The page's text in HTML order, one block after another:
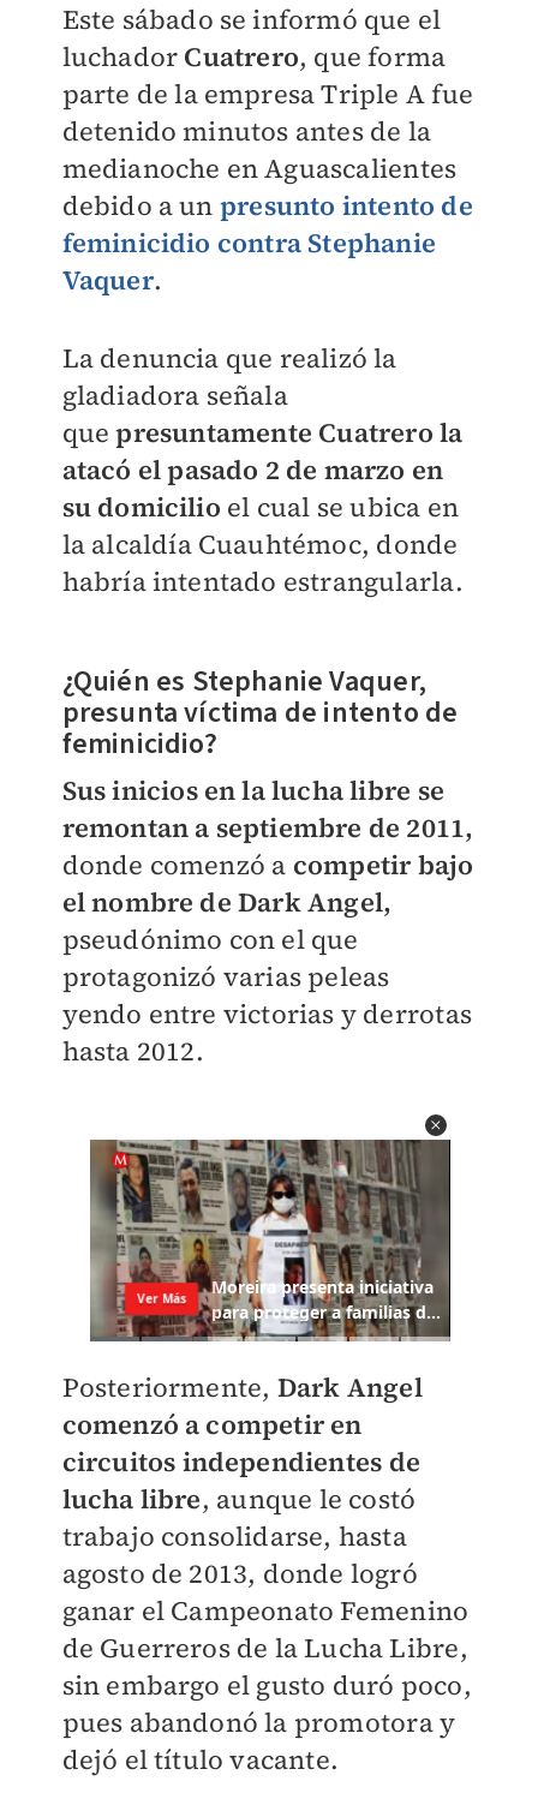
Este sábado se informó que el
luchador Cuatrero, que forma
parte de la empresa Triple A fue
detenido minutos antes de la
medianoche en Aguascalientes
debido a un presunto intento de
feminicidio contra Stephanie
Vaquer.
La denuncia que realizó la
gladiadora señala
quepresuntamente Cuatrero la
atacó el pasado 2 de marzo en
su domicilio el cual se ubica en
la alcaldía Cuauhtémoc, donde
habría intentado estrangularla.
¿Quién es Stephanie Vaquer,
presunta víctima de intento de
feminicidio?
Sus inicios en la lucha libre se
remontan a septiembre de 2011,
donde comenzó a competir bajo
el nombre de Dark Angel,
pseudónimo con el que
protagonizó varias peleas
yendo entre victorias y derrotas
hasta 2012.
Posteriormente, Dark Angel
comenzó a competir en
circuitos independientes de
lucha libre, aunque le costó
trabajo consolidarse, hasta
agosto de 2013, donde logró
ganar el Campeonato Femenino
de Guerreros de la Lucha Libre,
sin embargo el gusto duró poco,
pues abandonó la promotora y
dejó el título vacante.